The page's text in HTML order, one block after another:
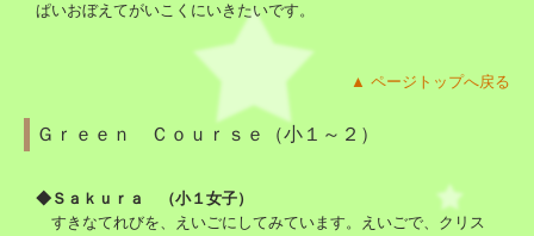
ぱいおぼえてがいこくにいきたいです。
▲ ページトップへ戻る
Ｇｒｅｅｎ Ｃｏｕｒｓｅ（小１～２）
◆Ｓａｋｕｒａ （小１女子）
すきなてれびを、えいごにしてみています。えいごで、クリス